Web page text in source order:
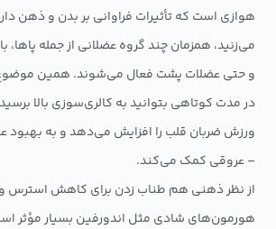
هوازی است که تأثیرات فراوانی بر بدن و ذهن
می‌زنید، همزمان چند گروه عضلانی از جمله پاها،
و حتی عضلات پشت فعال می‌شوند. همین
در مدت کوتاهی بتوانید به کالری‌سوزی بالا
ورزش ضربان قلب را افزایش می‌دهد و به بهبود
– عروقی کمک می‌کند.
از نظر ذهنی هم طناب زدن برای کاهش استرس و
هورمون‌های شادی مثل اندورفین بسیار مؤثر